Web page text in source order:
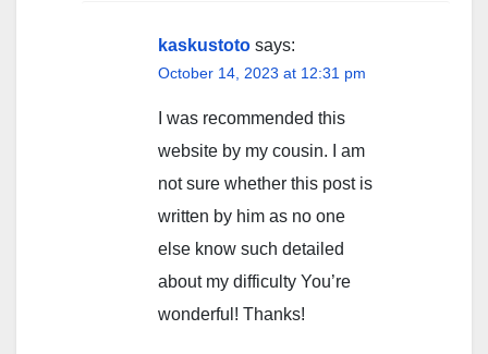
kaskustoto says:
October 14, 2023 at 12:31 pm
I was recommended this
website by my cousin. I am
not sure whether this post is
written by him as no one
else know such detailed
about my difficulty You’re
wonderful! Thanks!